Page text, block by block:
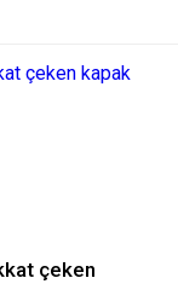
çeken